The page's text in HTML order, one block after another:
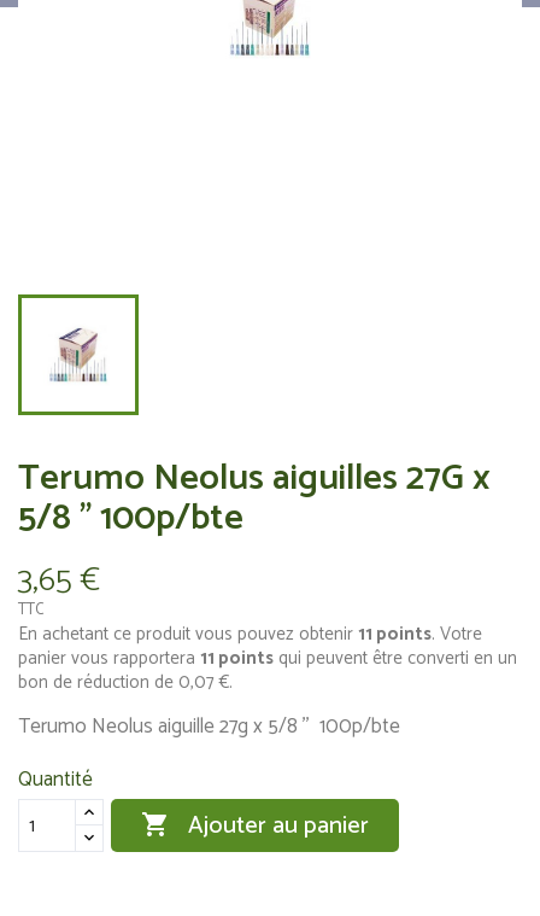
Terumo Neolus aiguilles 27G x
5/8 '' 100p/bte
3,65 €
TTC
En achetant ce produit vous pouvez obtenir11 points. Votre
panier vous rapportera 11 points qui peuvent être converti en un
bon de réduction de 0,07 €.
Terumo Neolus aiguille 27g x 5/8 '' 100p/bte
Quantité
 Ajouter au panier